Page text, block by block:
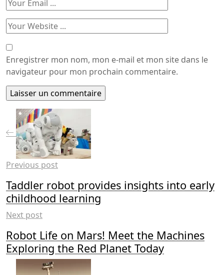
Enregistrer mon nom, mon e-mail et mon site dans le
navigateur pour mon prochain commentaire.
Previous post
Taddler robot provides insights into early
childhood learning
Next post
Robot Life on Mars! Meet the Machines
Exploring the Red Planet Today